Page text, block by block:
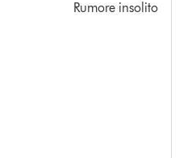
Rumore insolito